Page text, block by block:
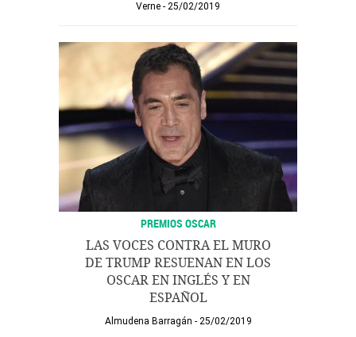
Verne 25/02/2019
PREMIOS OSCAR
LAS VOCES CONTRA EL MURO
DE TRUMP RESUENAN EN LOS
OSCAR EN INGLÉS Y EN
ESPAÑOL
Almudena Barragán 25/02/2019